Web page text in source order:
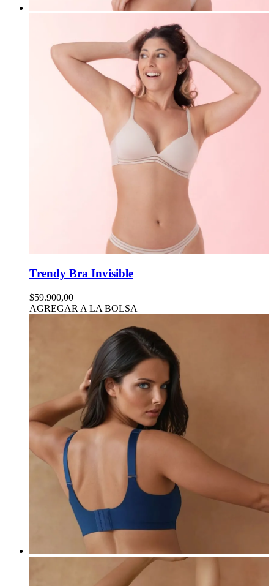
Trendy Bra Invisible
$59.900,00
AGREGAR A LA BOLSA